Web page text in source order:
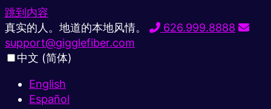
跳到内容
真实的人。地道的本地风情。
626.999.8888
support@gigglefiber.com
中文 (简体)
English
Español